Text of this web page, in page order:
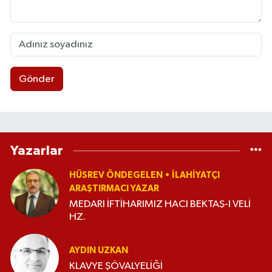
Gönder
Yazarlar
HÜSREV ÖNDEGELEN • İLAHIYATÇI
ARAŞTIRMACI YAZAR
MEDARI İFTİHARIMIZ HACI BEKTAŞ-I VELİ
HZ.
AYDIN UZKAN
KLAVYE ŞÖVALYELİĞİ